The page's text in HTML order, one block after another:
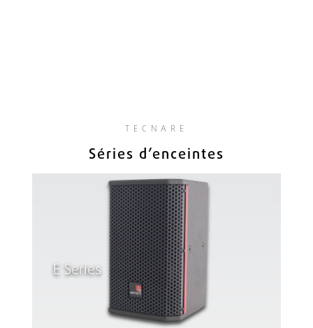
TECNARE
Séries d’enceintes
E Series